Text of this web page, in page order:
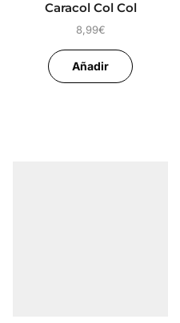
Caracol Col Col
8,99€
Añadir